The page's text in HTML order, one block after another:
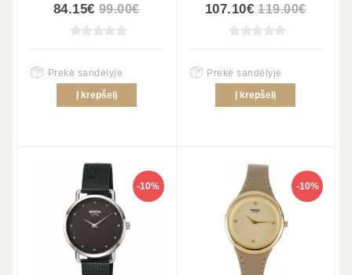
84.15€ 99.00€
Prekė sandėlyje
Į krepšelį
107.10€ 119.00€
Prekė sandėlyje
Į krepšelį
-10% -10%